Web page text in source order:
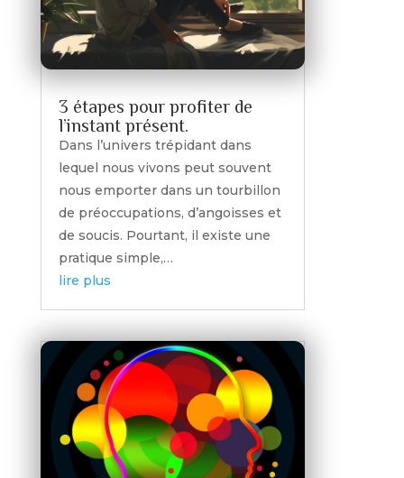
3 étapes pour profiter de
l’instant présent.
Dans l’univers trépidant dans
lequel nous vivons peut souvent
nous emporter dans un tourbillon
de préoccupations, d’angoisses et
de soucis. Pourtant, il existe une
pratique simple,…
lire plus